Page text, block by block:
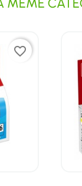
MÊME
favorite_border